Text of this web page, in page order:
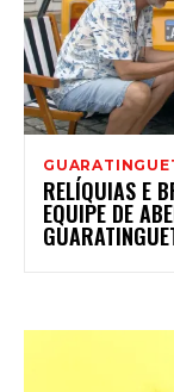
RELÍQUIAS E
EQUIPE DE